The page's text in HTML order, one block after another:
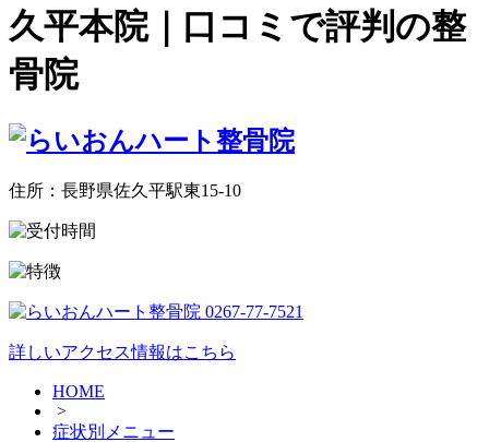
久平本院｜口コミで評判の整
骨院
住所：長野県佐久平駅東15-10
詳しいアクセス情報はこちら
HOME
>
症状別メニュー